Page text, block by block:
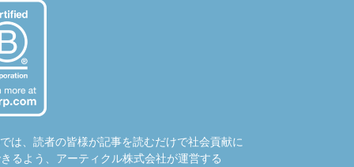
は、読者の皆様が記事を読むだけで社会貢献に
るよう、アーティクル株式会社が運営する